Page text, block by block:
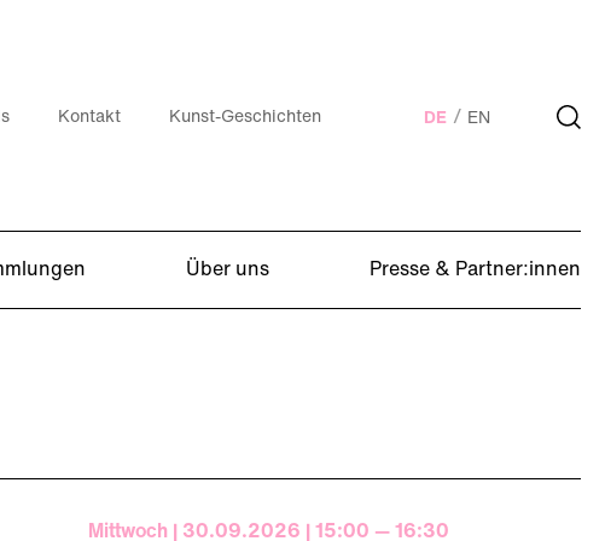
Kontakt Kunst-Geschichten DE EN
Über uns
Presse & Partner:innen
Mittwoch | 30.09.2026 | 15:00 — 16:30